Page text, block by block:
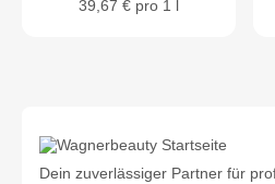
39,67 € pro 1 l
Dein zuverlässiger Partner für